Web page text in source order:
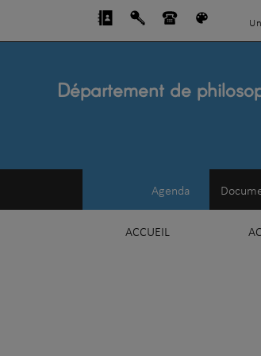
Département de
Agenda
ACCUEIL